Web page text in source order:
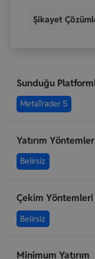
Şikayet
Sunduğu
MetaTrader 5
Yatırım
Belirsiz
Çekim Yöntemleri
Belirsiz
Minimum Yatırım